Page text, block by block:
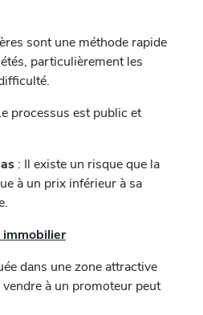
sont une méthode rapide
particulièrement les
processus est public et
: Il existe un risque que la
à un prix inférieur à sa
immobilier
dans une zone attractive
à un promoteur peut